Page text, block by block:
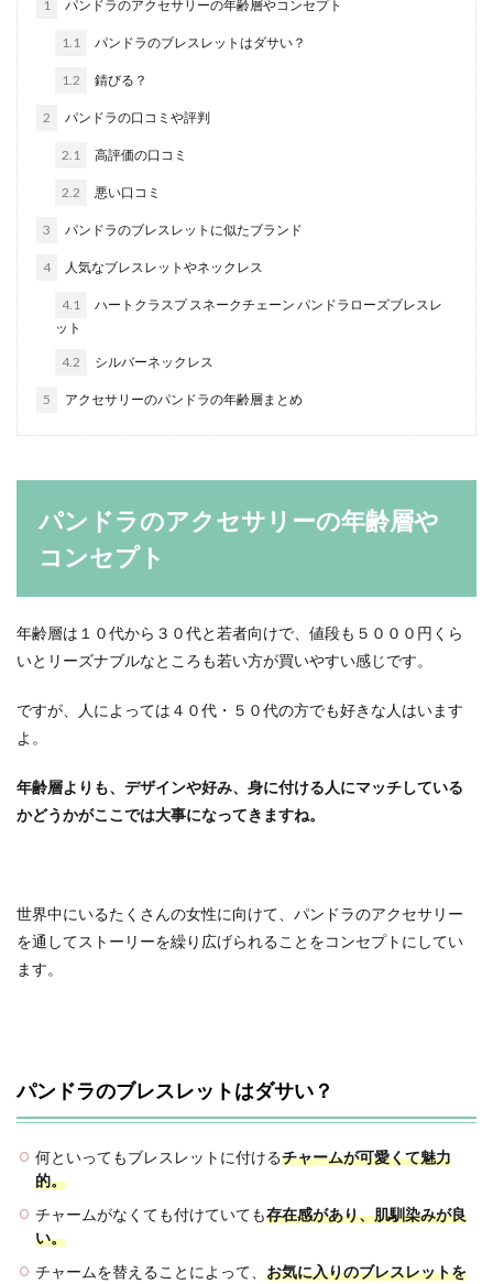
1 パンドラのアクセサリーの年齢層やコンセプト
1.1 パンドラのブレスレットはダサい？
1.2 錆びる？
2 パンドラの口コミや評判
2.1 高評価の口コミ
2.2 悪い口コミ
3 パンドラのブレスレットに似たブランド
4 人気なブレスレットやネックレス
4.1
ハートクラスプ スネークチェーン パンドラローズブレスレ
ット
4.2 シルバーネックレス
5 アクセサリーのパンドラの年齢層まとめ
パンドラのアクセサリーの年齢層や
コンセプト
年齢層は１０代から３０代と若者向けで、値段も５０００円くら
いとリーズナブルなところも若い方が買いやすい感じです。
ですが、人によっては４０代・５０代の方でも好きな人はいます
よ。
年齢層よりも、デザインや好み、身に付ける人にマッチしている
かどうかがここでは大事になってきますね。
世界中にいるたくさんの女性に向けて、パンドラのアクセサリー
を通してストーリーを繰り広げられることをコンセプトにしてい
ます。
パンドラのブレスレットはダサい？
何といってもブレスレットに付けるチャームが可愛くて魅力
的。
チャームがなくても付けていても存在感があり、肌馴染みが良
い。
チャームを替えることによって、 お気に入りのブレスレットを